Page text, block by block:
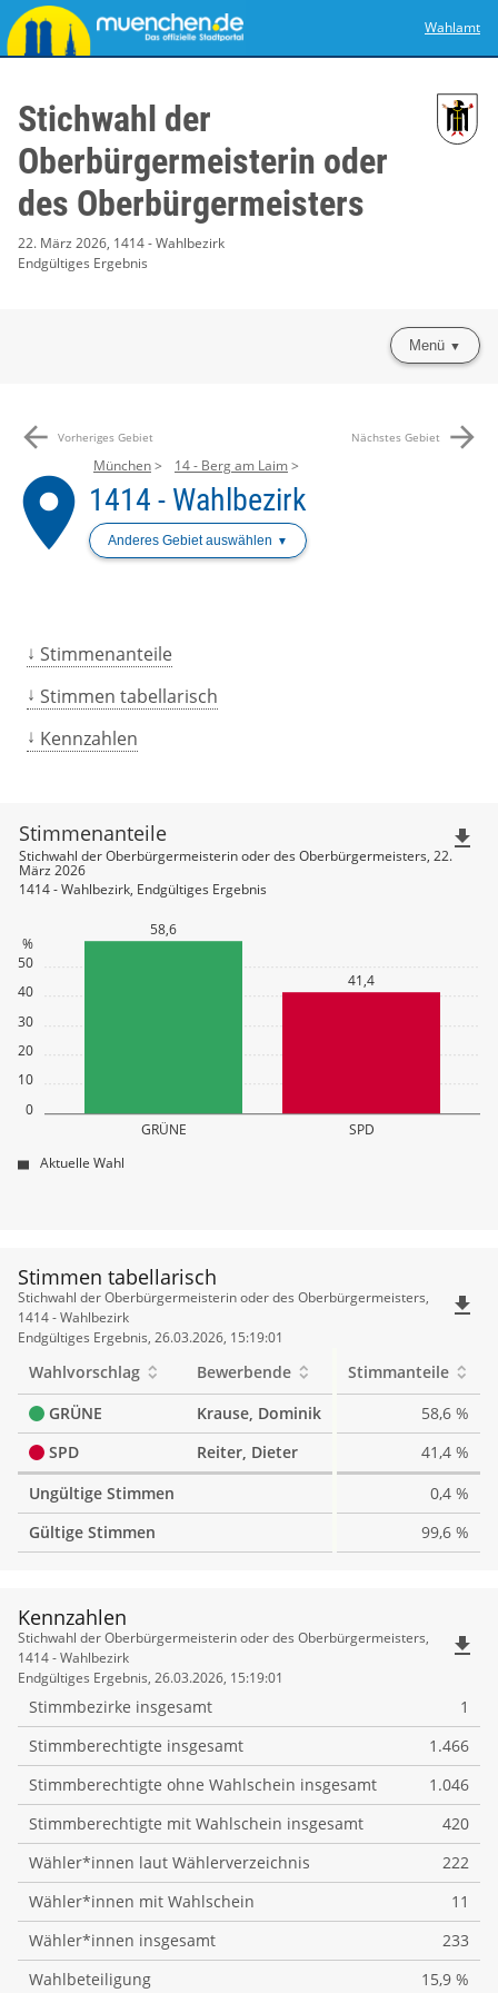
Wahlamt
Stichwahl der
Oberbürgermeisterin oder
des Oberbürgermeisters
22. März 2026, 1414 - Wahlbezirk
Endgültiges Ergebnis
Menü
arrow_back Vorheriges Gebiet Nächstes Gebiet arrow_forward
place
München 14 - Berg am Laim
1414 - Wahlbezirk
Anderes Gebiet auswählen
Stimmenanteile
Stimmen tabellarisch
Kennzahlen
0
10
20
30
40
50
%
GRÜNE SPD
58,6
41,4
Stimmenanteile
Stichwahl der Oberbürgermeisterin oder des Oberbürgermeisters, 22.
März 2026
1414 - Wahlbezirk, Endgültiges Ergebnis
Aktuelle Wahl
file_download
Stimmen tabellarisch
Stimmen
tabellarisch
Stichwahl der Oberbürgermeisterin oder des Oberbürgermeisters,
1414 - Wahlbezirk
Endgültiges Ergebnis, 26.03.2026, 15:19:01
file_download
Wahlvorschlag Bewerbende
Stimmanteile
GRÜNE
Krause, Dominik
58,6 %
SPD
Reiter, Dieter
41,4 %
Ungültige Stimmen
0,4 %
Gültige Stimmen
99,6 %
Kennzahlen
Kennzahlen
Stichwahl der Oberbürgermeisterin oder des Oberbürgermeisters,
1414 - Wahlbezirk
Endgültiges Ergebnis, 26.03.2026, 15:19:01
file_download
Stimmbezirke insgesamt
1
Stimmberechtigte insgesamt
1.466
Stimmberechtigte ohne Wahlschein insgesamt
1.046
Stimmberechtigte mit Wahlschein insgesamt
420
Wähler*innen laut Wählerverzeichnis
222
Wähler*innen mit Wahlschein
11
Wähler*innen insgesamt
233
Wahlbeteiligung
15,9 %